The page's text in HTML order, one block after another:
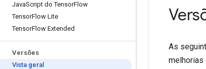
JavaScript do TensorFlow
TensorFlow Lite
TensorFlow Extended
Versões
Vista geral
As
melhorias